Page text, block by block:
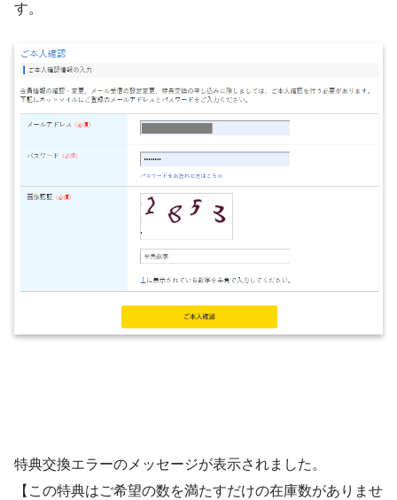
す。
特典交換エラーのメッセージが表示されました。
【この特典はご希望の数を満たすだけの在庫数がありませ